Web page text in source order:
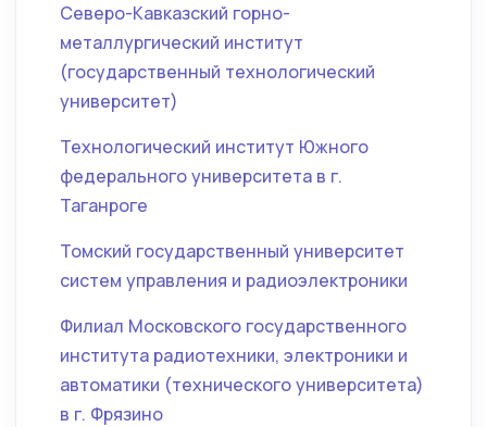
Северо-Кавказский горно-
металлургический институт
(государственный технологический
университет)
Технологический институт Южного
федерального университета в г.
Таганроге
Томский государственный университет
систем управления и радиоэлектроники
Филиал Московского государственного
института радиотехники, электроники и
автоматики (технического университета)
в г. Фрязино